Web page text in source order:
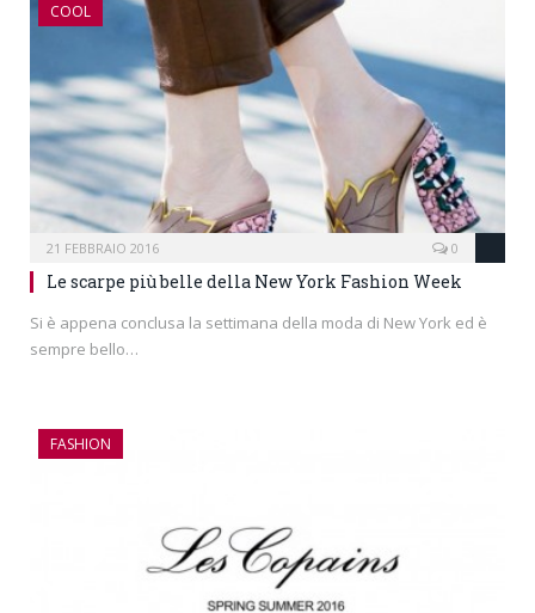
COOL
21 FEBBRAIO 2016 0
Le scarpe più belle della New York Fashion Week
Si è appena conclusa la settimana della moda di New York ed è
sempre bello…
FASHION